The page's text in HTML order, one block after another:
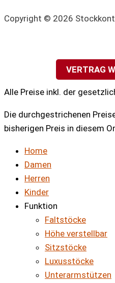
Copyright © 2026
VERTRAG
Alle Preise inkl. der
Die durchgestrichenen
bisherigen Preis in diesem
Home
Damen
Herren
Kinder
Funktion
Faltstöcke
Höhe verstellbar
Sitzstöcke
Luxusstöcke
Unterarmstützen